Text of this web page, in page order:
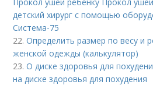
детский хирург с помощью
Система-75
22.Определить размер по весу и
женской одежды (калькулятор)
23.О диске здоровья для
на диске здоровья для похудения